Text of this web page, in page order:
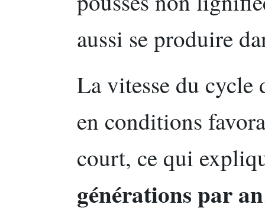
aussi se produire
La vitesse du cycle
en conditions
court, ce qui
générations par an